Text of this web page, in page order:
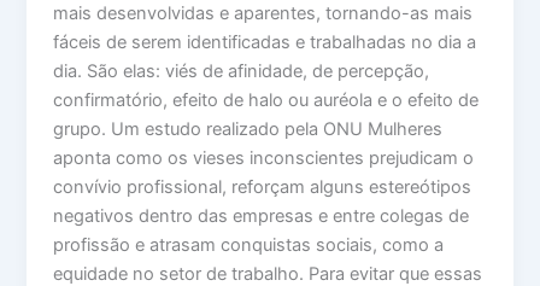
mais desenvolvidas e aparentes, tornando-as mais
fáceis de serem identificadas e trabalhadas no dia a
dia. São elas: viés de afinidade, de percepção,
confirmatório, efeito de halo ou auréola e o efeito de
grupo. Um estudo realizado pela ONU Mulheres
aponta como os vieses inconscientes prejudicam o
convívio profissional, reforçam alguns estereótipos
negativos dentro das empresas e entre colegas de
profissão e atrasam conquistas sociais, como a
equidade no setor de trabalho. Para evitar que essas